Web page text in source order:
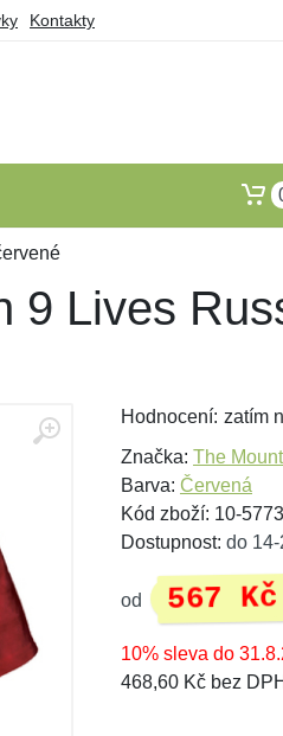
Kontakty
9 Lives
Hodnocení: zatím
Značka: The
Barva: Červená
Kód zboží: 10-5773
Dostupnost: do
od 567 Kč
10% sleva do
468,60 Kč bez